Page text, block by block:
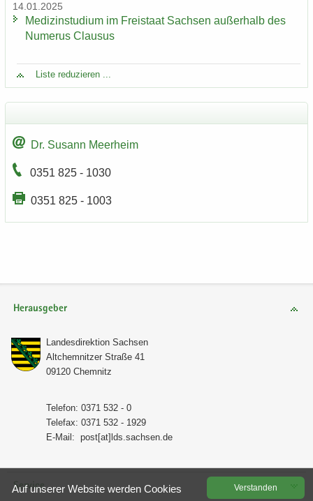
14.01.2025
Me­di­zin­stu­di­um im Frei­staat Sach­sen au­ßer­halb des
Nu­me­rus Clau­sus
Liste re­du­zie­ren ...
Dr. Su­sann Meer­heim
0351 825 - 1030
0351 825 - 1003
Herausgeber
Lan­des­di­rek­ti­on Sach­sen
Alt­chem­nit­zer Stra­ße 41
09120 Chem­nitz
Te­le­fon: 0371 532 - 0
Te­le­fax: 0371 532 - 1929
E-​Mail: post[at]lds.sach­sen.de
Service Ver­stan­den
Auf un­se­rer Web­site wer­den Coo­kies